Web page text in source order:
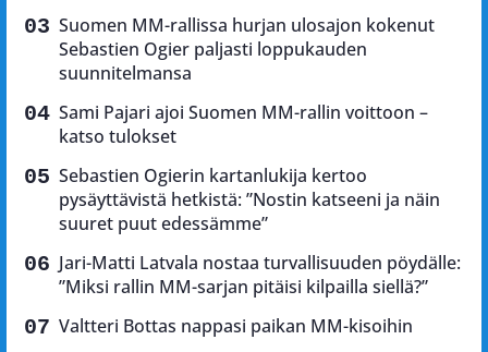
Suomen MM-rallissa hurjan ulosajon kokenut
Sebastien Ogier paljasti loppukauden
suunnitelmansa
Sami Pajari ajoi Suomen MM-rallin voittoon –
katso tulokset
Sebastien Ogierin kartanlukija kertoo
pysäyttävistä hetkistä: ”Nostin katseeni ja näin
suuret puut edessämme”
Jari-Matti Latvala nostaa turvallisuuden pöydälle:
”Miksi rallin MM-sarjan pitäisi kilpailla siellä?”
Valtteri Bottas nappasi paikan MM-kisoihin